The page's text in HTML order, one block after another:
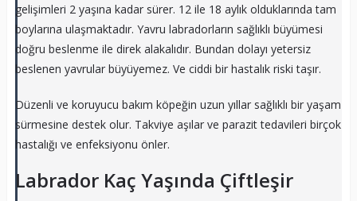
gelişimleri 2 yaşına kadar sürer. 12 ile 18 aylık olduklarında tam
boylarına ulaşmaktadır. Yavru labradorların sağlıklı büyümesi
doğru beslenme ile direk alakalıdır. Bundan dolayı yetersiz
beslenen yavrular büyüyemez. Ve ciddi bir hastalık riski taşır.
Düzenli ve koruyucu bakım köpeğin uzun yıllar sağlıklı bir yaşam
sürmesine destek olur. Takviye aşılar ve parazit tedavileri birçok
hastalığı ve enfeksiyonu önler.
Labrador Kaç Yaşında Çiftleşir